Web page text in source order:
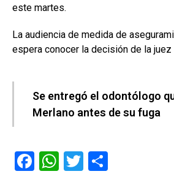
este martes.
La audiencia de medida de
espera conocer la decisión de la
Se entregó el odontólogo
Merlano antes de su fuga
F
W
T